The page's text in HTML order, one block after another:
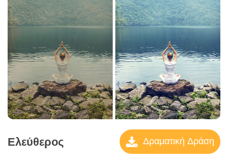
Ελεύθερος Δραματική Δράση